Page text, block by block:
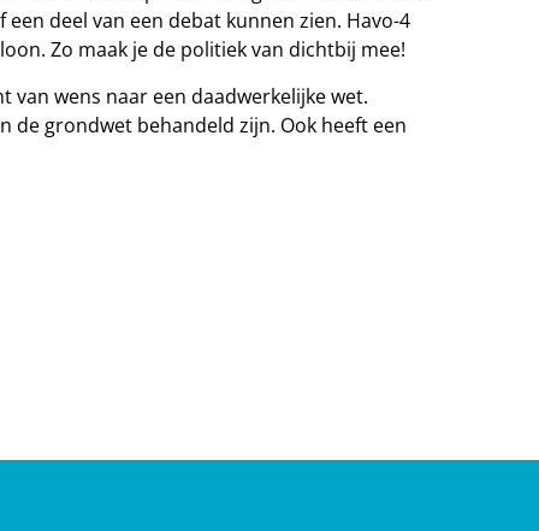
deel van een debat kunnen zien. Havo-4
Zo maak je de politiek van dichtbij mee!
wens naar een daadwerkelijke wet.
grondwet behandeld zijn. Ook heeft een